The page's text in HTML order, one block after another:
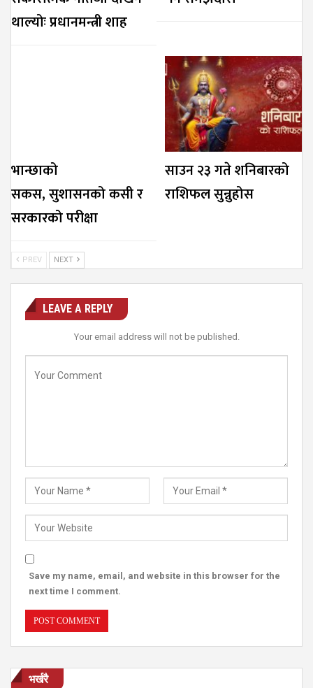
थाल्योः प्रधानमन्त्री शाह
भान्छाको
सकस, सुशासनको कसी र
सरकारको परीक्षा
साउन २३ गते शनिबारको
राशिफल सुन्नुहोस
PREV NEXT
LEAVE A REPLY
Your email address will not be published.
Save my name, email, and website in this browser for the
next time I comment.
भर्खरै